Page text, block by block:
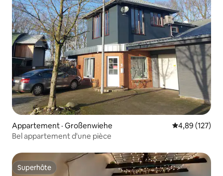
Appartement · Großenwiehe Note
4,89 (127)
Bel appartement d'une pièce
Superhôte
Superhôte